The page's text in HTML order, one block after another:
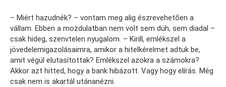
– Miért hazudnék? – vontam meg alig észrevehetően a
vállam. Ebben a mozdulatban nem volt sem düh, sem diadal –
csak hideg, szenvtelen nyugalom. – Kirill, emlékszel a
jövedelemigazolásaimra, amikor a hitelkérelmet adtuk be,
amit végül elutasítottak? Emlékszel azokra a számokra?
Akkor azt hitted, hogy a bank hibázott. Vagy hogy elírás. Még
csak nem is akartál utánanézni.